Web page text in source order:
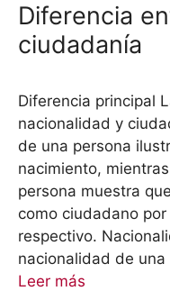
Diferencia
ciudadanía
Diferencia principal
nacionalidad y
de una persona
nacimiento,
persona muestra
como ciudadano
respectivo.
nacionalidad de
Leer más